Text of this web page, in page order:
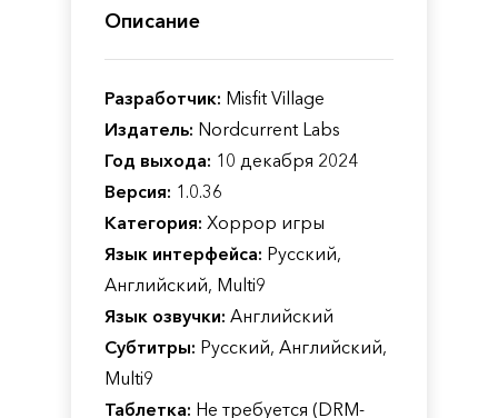
Описание
Разработчик: Misfit Village
Издатель: Nordcurrent Labs
Год выхода: 10 декабря 2024
Версия: 1.0.36
Категория: Хоррор игры
Язык интерфейса: Русский,
Английский, Multi9
Язык озвучки: Английский
Субтитры: Русский, Английский,
Multi9
Таблетка: Не требуется (DRM-